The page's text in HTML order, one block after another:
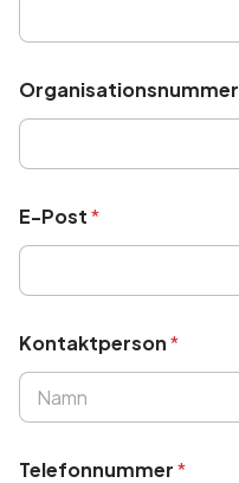
Organisationsnummer
E-Post*
Kontaktperson*
Telefonnummer*